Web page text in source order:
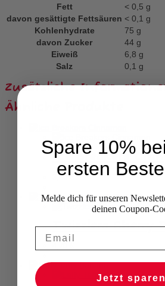
Fett
< 0,5 g
davon gesättigte Fettsäuren < 0,1 g
Kohlenhydrate
75 g
davon Zucker 44 g
Eiweiß
6,8 g
Salz
0,1 g
Zusätzliche
Ähnliche Produkte
Ice Breakers
3,90€
Twizzlers Cherry
Spare 10%
ersten
Melde dich für unseren
deinen Coupon-
Jetzt